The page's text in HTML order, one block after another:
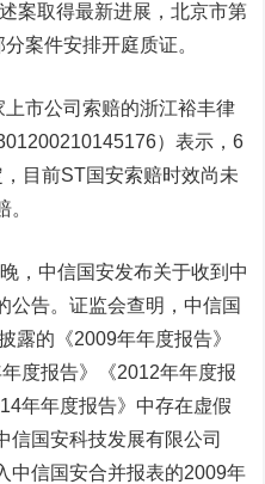
案取得最新进展，北京市第
案件安排开庭质证。
市公司索赔的浙江裕丰律
）表示，6
目前ST国安索赔时效尚未
中信国安发布关于收到中
公告。证监会查明，中信国
露的《2009年年度报告》
度报告》《2012年年度报
年年度报告》中存在虚假
信国安科技发展有限公司
中信国安合并报表的2009年